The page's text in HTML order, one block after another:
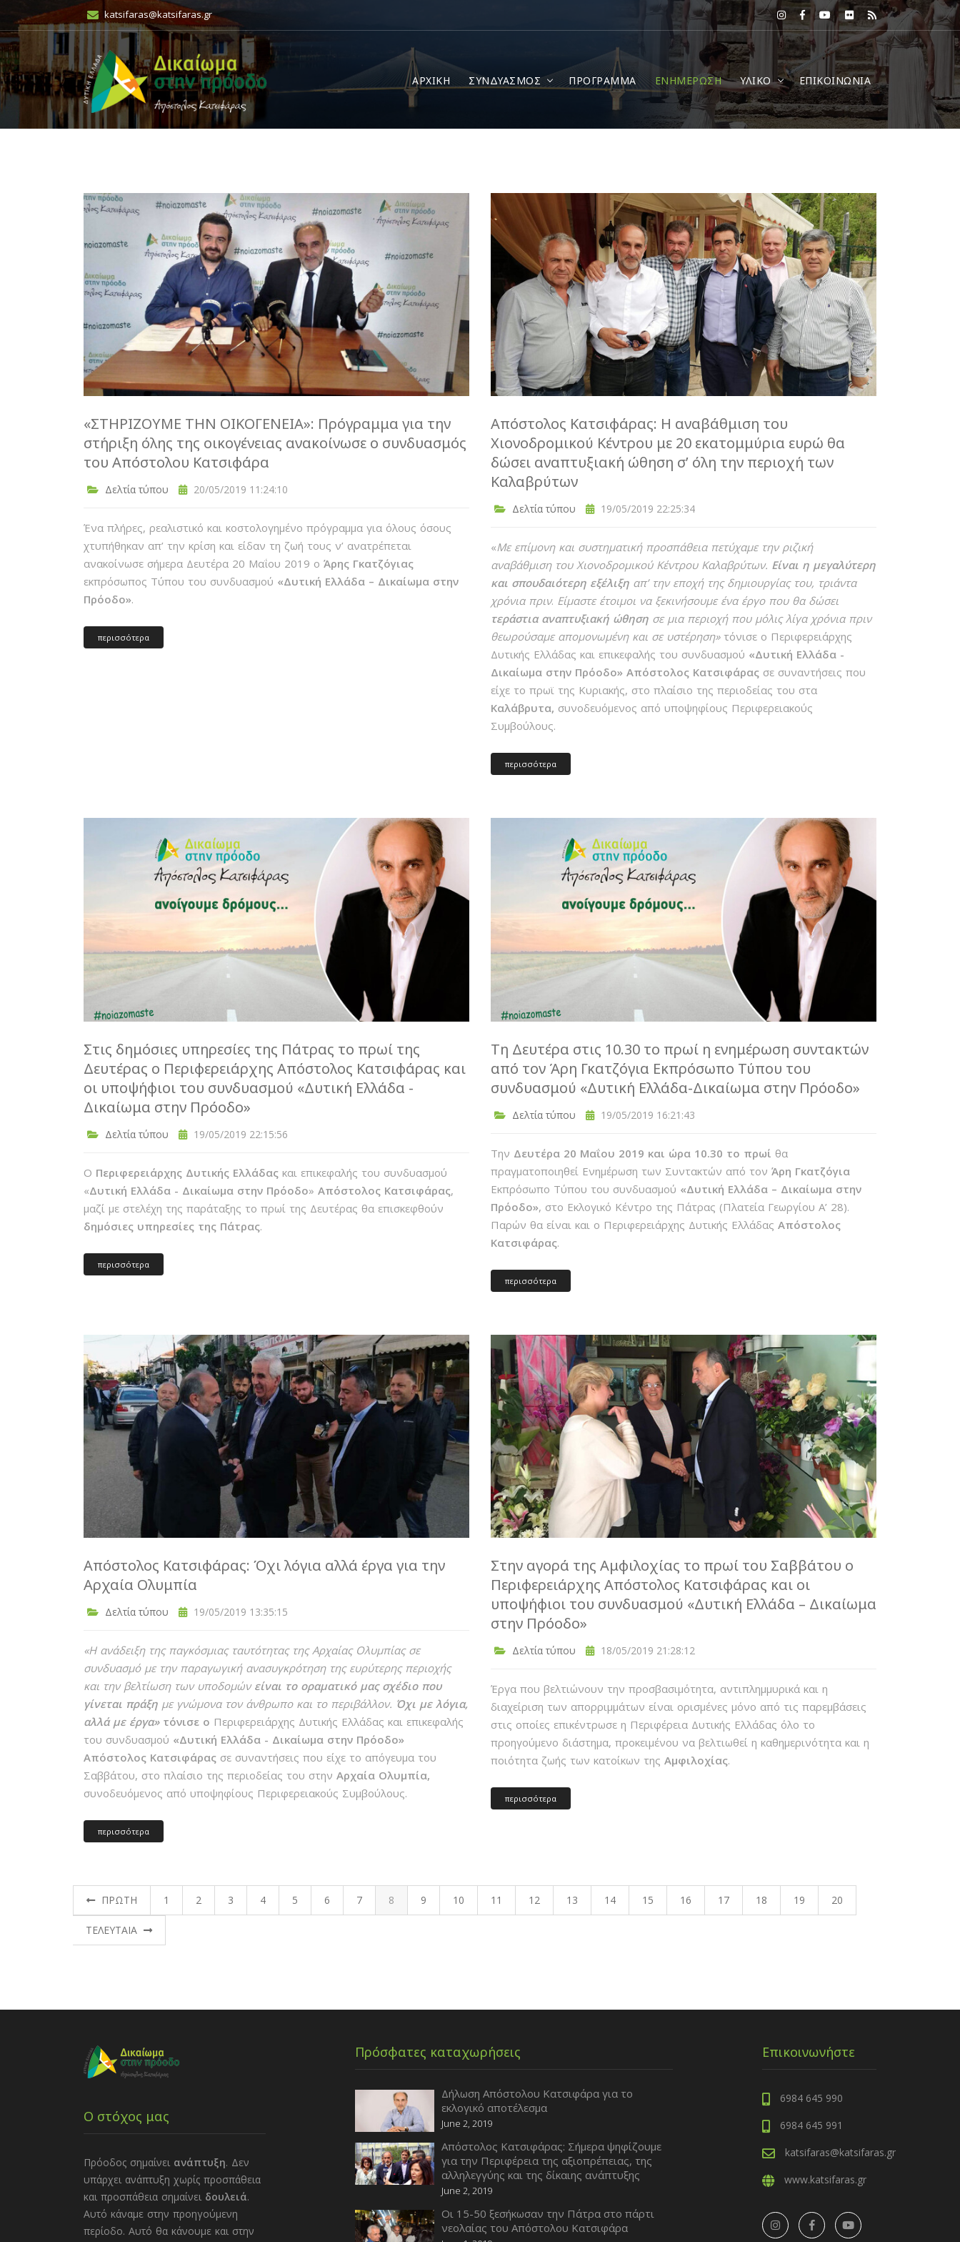
katsifaras@katsifaras.gr
ΑΡΧΙΚΗ ΣΥΝΔΥΑΣΜΟΣ ΠΡΟΓΡΑΜΜΑ ΕΝΗΜΕΡΩΣΗ ΥΛΙΚΟ ΕΠΙΚΟΙΝΩΝΙΑ
«ΣΤΗΡΙΖΟΥΜΕ ΤΗΝ ΟΙΚΟΓΕΝΕΙΑ»: Πρόγραμμα για την
στήριξη όλης της οικογένειας ανακοίνωσε ο συνδυασμός
του Απόστολου Κατσιφάρα
Δελτία τύπου 20/05/2019 11:24:10
Ένα πλήρες, ρεαλιστικό και κοστολογημένο πρόγραμμα για όλους όσους
χτυπήθηκαν απ’ την κρίση και είδαν τη ζωή τους ν’ ανατρέπεται
ανακοίνωσε σήμερα Δευτέρα 20 Μαΐου 2019 ο Άρης Γκατζόγιας
εκπρόσωπος Τύπου του συνδυασμού «Δυτική Ελλάδα – Δικαίωμα στην
Πρόοδο».
περισσότερα
Απόστολος Κατσιφάρας: Η αναβάθμιση του
Χιονοδρομικού Κέντρου με 20 εκατομμύρια ευρώ θα
δώσει αναπτυξιακή ώθηση σ’ όλη την περιοχή των
Καλαβρύτων
Δελτία τύπου 19/05/2019 22:25:34
«Με επίμονη και συστηματική προσπάθεια πετύχαμε την ριζική
αναβάθμιση του Χιονοδρομικού Κέντρου Καλαβρύτων. Είναι η μεγαλύτερη
και σπουδαιότερη εξέλιξη απ’ την εποχή της δημιουργίας του, τριάντα
χρόνια πριν. Είμαστε έτοιμοι να ξεκινήσουμε ένα έργο που θα δώσει
τεράστια αναπτυξιακή ώθηση σε μια περιοχή που μόλις λίγα χρόνια πριν
θεωρούσαμε απομονωμένη και σε υστέρηση» τόνισε ο Περιφερειάρχης
Δυτικής Ελλάδας και επικεφαλής του συνδυασμού «Δυτική Ελλάδα -
Δικαίωμα στην Πρόοδο» Απόστολος Κατσιφάρας σε συναντήσεις που
είχε το πρωϊ της Κυριακής, στο πλαίσιο της περιοδείας του στα
Καλάβρυτα, συνοδευόμενος από υποψηφίους Περιφερειακούς
Συμβούλους.
περισσότερα
Στις δημόσιες υπηρεσίες της Πάτρας το πρωί της
Δευτέρας ο Περιφερειάρχης Απόστολος Κατσιφάρας και
οι υποψήφιοι του συνδυασμού «Δυτική Ελλάδα -
Δικαίωμα στην Πρόοδο»
Δελτία τύπου 19/05/2019 22:15:56
Ο Περιφερειάρχης Δυτικής Ελλάδας και επικεφαλής του συνδυασμού
«Δυτική Ελλάδα - Δικαίωμα στην Πρόοδο» Απόστολος Κατσιφάρας,
μαζί με στελέχη της παράταξης το πρωί της Δευτέρας θα επισκεφθούν
δημόσιες υπηρεσίες της Πάτρας.
περισσότερα
Τη Δευτέρα στις 10.30 το πρωί η ενημέρωση συντακτών
από τον Άρη Γκατζόγια Εκπρόσωπο Τύπου του
συνδυασμού «Δυτική Ελλάδα-Δικαίωμα στην Πρόοδο»
Δελτία τύπου 19/05/2019 16:21:43
Την Δευτέρα 20 Μαΐου 2019 και ώρα 10.30 το πρωί θα
πραγματοποιηθεί Ενημέρωση των Συντακτών από τον Άρη Γκατζόγια
Εκπρόσωπο Τύπου του συνδυασμού «Δυτική Ελλάδα – Δικαίωμα στην
Πρόοδο», στο Εκλογικό Κέντρο της Πάτρας (Πλατεία Γεωργίου Α’ 28).
Παρών θα είναι και ο Περιφερειάρχης Δυτικής Ελλάδας Απόστολος
Κατσιφάρας.
περισσότερα
Απόστολος Κατσιφάρας: Όχι λόγια αλλά έργα για την
Αρχαία Ολυμπία
Δελτία τύπου 19/05/2019 13:35:15
«Η ανάδειξη της παγκόσμιας ταυτότητας της Αρχαίας Ολυμπίας σε
συνδυασμό με την παραγωγική ανασυγκρότηση της ευρύτερης περιοχής
και την βελτίωση των υποδομών είναι το οραματικό μας σχέδιο που
γίνεται πράξη με γνώμονα τον άνθρωπο και το περιβάλλον. Όχι με λόγια,
αλλά με έργα» τόνισε ο Περιφερειάρχης Δυτικής Ελλάδας και επικεφαλής
του συνδυασμού «Δυτική Ελλάδα - Δικαίωμα στην Πρόοδο»
Απόστολος Κατσιφάρας σε συναντήσεις που είχε το απόγευμα του
Σαββάτου, στο πλαίσιο της περιοδείας του στην Αρχαία Ολυμπία,
συνοδευόμενος από υποψηφίους Περιφερειακούς Συμβούλους.
περισσότερα
Στην αγορά της Αμφιλοχίας το πρωί του Σαββάτου ο
Περιφερειάρχης Απόστολος Κατσιφάρας και οι
υποψήφιοι του συνδυασμού «Δυτική Ελλάδα – Δικαίωμα
στην Πρόοδο»
Δελτία τύπου 18/05/2019 21:28:12
Έργα που βελτιώνουν την προσβασιμότητα, αντιπλημμυρικά και η
διαχείριση των απορριμμάτων είναι ορισμένες μόνο από τις παρεμβάσεις
στις οποίες επικέντρωσε η Περιφέρεια Δυτικής Ελλάδας όλο το
προηγούμενο διάστημα, προκειμένου να βελτιωθεί η καθημερινότητα και η
ποιότητα ζωής των κατοίκων της Αμφιλοχίας.
περισσότερα
ΠΡΩΤΗ 1 2 3 4 5 6 7 8 9 10 11 12 13 14 15 16 17 18 19 20
ΤΕΛΕΥΤΑΙΑ
Ο στόχος μας
Πρόοδος σημαίνει ανάπτυξη. Δεν
υπάρχει ανάπτυξη χωρίς προσπάθεια
και προσπάθεια σημαίνει δουλειά.
Αυτό κάναμε στην προηγούμενη
περίοδο. Αυτό θα κάνουμε και στην
Πρόσφατες καταχωρήσεις
Δήλωση Απόστολου Κατσιφάρα για το
εκλογικό αποτέλεσμα
June 2, 2019
Απόστολος Κατσιφάρας: Σήμερα ψηφίζουμε
για την Περιφέρεια της αξιοπρέπειας, της
αλληλεγγύης και της δίκαιης ανάπτυξης
June 2, 2019
Οι 15-50 ξεσήκωσαν την Πάτρα στο πάρτι
νεολαίας του Απόστολου Κατσιφάρα
Επικοινωνήστε
6984 645 990
6984 645 991
katsifaras@katsifaras.gr
www.katsifaras.gr